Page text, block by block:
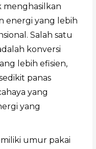
energi yang lebih
Salah satu
konversi
lebih efisien,
panas
yang
yang
umur pakai